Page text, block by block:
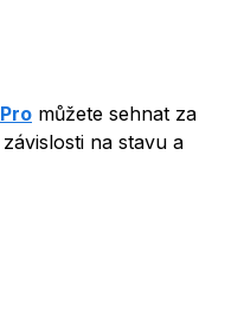
můžete sehnat za
na stavu a